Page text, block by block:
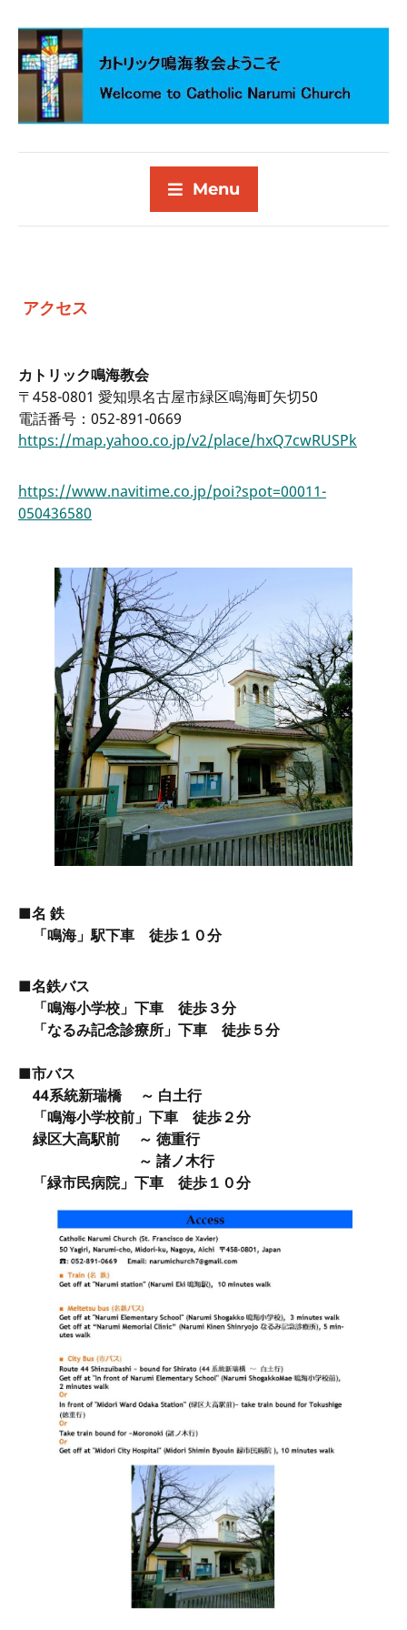
Menu
アクセス
カトリック鳴海教会
〒458-0801 愛知県名古屋市緑区鳴海町矢切50
電話番号：052-891-0669
https://map.yahoo.co.jp/v2/place/hxQ7cwRUSPk
https://www.navitime.co.jp/poi?spot=00011-
050436580
■名 鉄
「鳴海」駅下車 徒歩１０分
■名鉄バス
「鳴海小学校」下車 徒歩３分
「なるみ記念診療所」下車 徒歩５分
■市バス
44系統新瑞橋 ～ 白土行
「鳴海小学校前」下車 徒歩２分
緑区大高駅前 ～ 徳重行
～ 諸ノ木行
「緑市民病院」下車 徒歩１０分